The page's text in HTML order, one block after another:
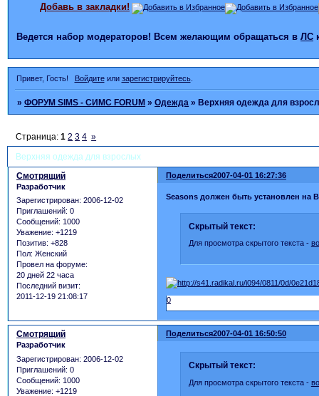
Добавь в закладки!
Ведется набор модераторов! Всем желающим обращаться в ЛС
Привет, Гость! Войдитеили зарегистрируйтесь.
»ФОРУМ SIMS - СИМС FORUM »Одежда »Верхняя одежда для
Верхняя одежда для взрослых
Страница:1 2 3 4 »
Поделиться2007-04-01 16:27:36
Смотрящий
Разработчик
Зарегистрирован: 2006-12-02
Приглашений: 0
Сообщений: 1000
Уважение: +1219
Позитив: +828
Пол: Женский
Провел на форуме:
20 дней 22 часа
Последний визит:
2011-12-19 21:08:17
Seasons должен быть установлен на
Скрытый текст:
Для просмотра скрытого текста -
0
Поделиться2007-04-01 16:50:50
Смотрящий
Разработчик
Зарегистрирован: 2006-12-02
Приглашений: 0
Сообщений: 1000
Уважение: +1219
Скрытый текст:
Для просмотра скрытого текста -